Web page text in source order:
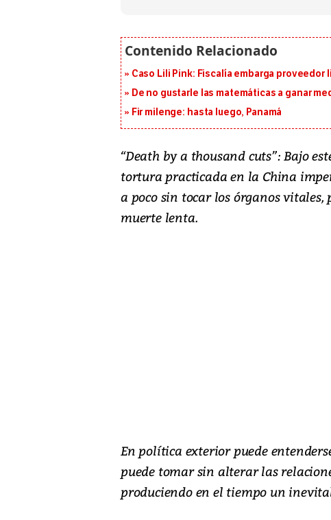
Caso Lili Pink: Fiscalía embarga
De no gustarle las matemáticas a ganar
Fir milenge: hasta luego, Panamá
“Death by a thousand cuts”: Bajo
tortura practicada en la China
a poco sin tocar los órganos
muerte lenta.
En política exterior puede
puede tomar sin alterar las
produciendo en el tiempo un